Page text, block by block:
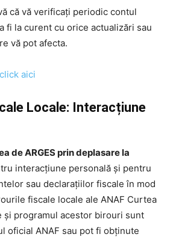
că vă verificați periodic contul
fi la curent cu orice actualizări sau
vă pot afecta.
aici
Locale: Interacțiune
de ARGES prin deplasare la
interacțiune personală și pentru
sau declarațiilor fiscale în mod
fiscale locale ale ANAF Curtea
și programul acestor birouri sunt
oficial ANAF sau pot fi obținute